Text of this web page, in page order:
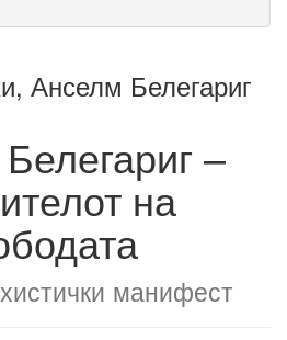
Анселм Белегариг
–
на
манифест